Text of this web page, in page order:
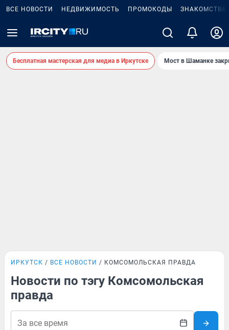
ВСЕ НОВОСТИ НЕДВИЖИМОСТЬ ПРОМОКОДЫ ЗНАКОМСТВА
Бесплатная мастерская для медиа в Иркутске Мост в Шаманке
ИРКУТСК ВСЕ НОВОСТИ КОМСОМОЛЬСКАЯ ПРАВДА
Новости по тэгу Комсомольская
правда